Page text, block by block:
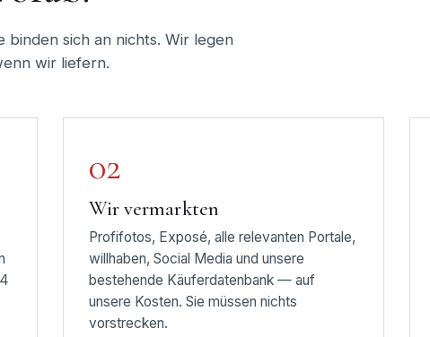
binden sich an nichts. Wir legen
wir liefern.
02
Wir vermarkten
Profifotos, Exposé, alle relevanten Portale,
willhaben, Social Media und unsere
bestehende Käuferdatenbank — auf
unsere Kosten. Sie müssen nichts
vorstrecken.